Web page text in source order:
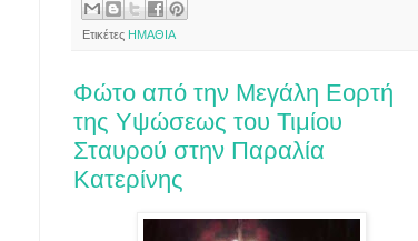
Ετικέτες ΗΜΑΘΙΑ
Φώτο από την Μεγάλη Εορτή
της Υψώσεως του Τιμίου
Σταυρού στην Παραλία
Κατερίνης